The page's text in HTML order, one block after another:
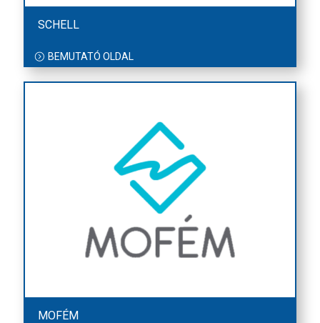
SCHELL
BEMUTATÓ OLDAL
MOFÉM